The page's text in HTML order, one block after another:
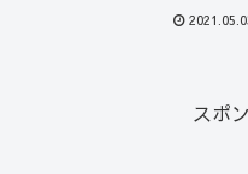
スポ